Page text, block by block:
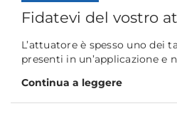
Fidatevi del vostro
L’attuatore è spesso uno dei
presenti in un’applicazione e
Continua a leggere